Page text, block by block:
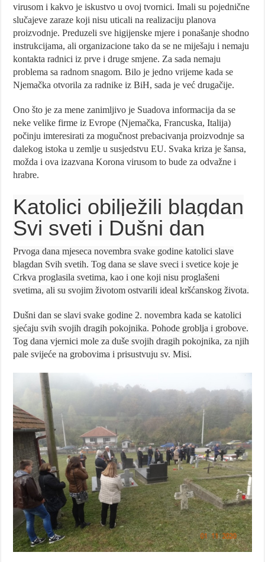
virusom i kakvo je iskustvo u ovoj tvornici. Imali su pojednične
slučajeve zaraze koji nisu uticali na realizaciju planova
proizvodnje. Preduzeli sve higijenske mjere i ponašanje shodno
instrukcijama, ali organizacione tako da se ne miješaju i nemaju
kontakta radnici iz prve i druge smjene. Za sada nemaju
problema sa radnom snagom. Bilo je jedno vrijeme kada se
Njemačka otvorila za radnike iz BiH, sada je već drugačije.
Ono što je za mene zanimljivo je Suadova informacija da se
neke velike firme iz Evrope (Njemačka, Francuska, Italija)
počinju imteresirati za mogučnost prebacivanja proizvodnje sa
dalekog istoka u zemlje u susjedstvu EU. Svaka kriza je šansa,
možda i ova izazvana Korona virusom to bude za odvažne i
hrabre.
Katolici obilježili blagdan
Svi sveti i Dušni dan
Prvoga dana mjeseca novembra svake godine katolici slave
blagdan Svih svetih. Tog dana se slave sveci i svetice koje je
Crkva proglasila svetima, kao i one koji nisu proglašeni
svetima, ali su svojim životom ostvarili ideal kršćanskog života.
Dušni dan se slavi svake godine 2. novembra kada se katolici
sjećaju svih svojih dragih pokojnika. Pohode groblja i grobove.
Tog dana vjernici mole za duše svojih dragih pokojnika, za njih
pale svijeće na grobovima i prisustvuju sv. Misi.